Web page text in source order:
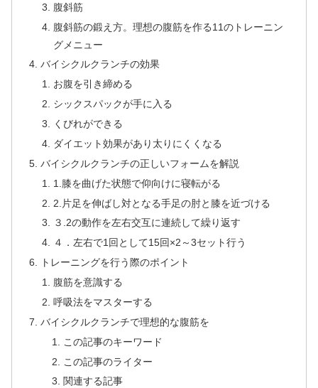
腹斜筋
腹斜筋の鍛え方。理想の腹筋を作る11のトレーニン
グメニュー
バイシクルクランチの効果
お腹を引き締める
シックスパックが手に入る
くびれができる
ダイエット効果があり太りにくくなる
バイシクルクランチの正しいフォームを解説
1.膝を曲げた状態で仰向けに寝転がる
2.片足を伸ばし対となる手足の肘と膝を近づける
３.2の動作を左右交互に連続して繰り返す
４．左右で1回として15回×2～3セット行う
トレーニングを行う際のポイント
腹筋を意識する
呼吸法をマスターする
バイシクルクランチで理想的な腹筋を
この記事のキーワード
この記事のライター
関連する記事